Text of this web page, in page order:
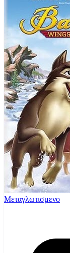
Μεταγλωτισμενο